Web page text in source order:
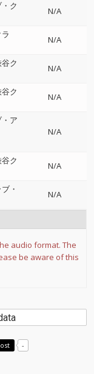
ク
N/A
N/A
ク
N/A
ク
N/A
ア
N/A
ク
N/A
・
N/A
audio format. The
be aware of this
-